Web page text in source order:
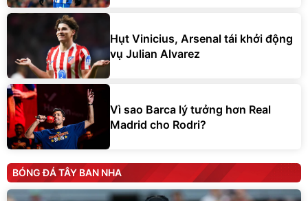
Hụt Vinicius, Arsenal tái khởi động
vụ Julian Alvarez
Vì sao Barca lý tưởng hơn Real
Madrid cho Rodri?
BÓNG ĐÁ TÂY BAN NHA